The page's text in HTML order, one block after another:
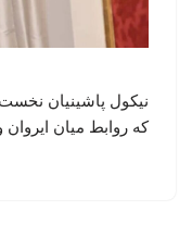
نیکول پاشینیان
که روابط میان